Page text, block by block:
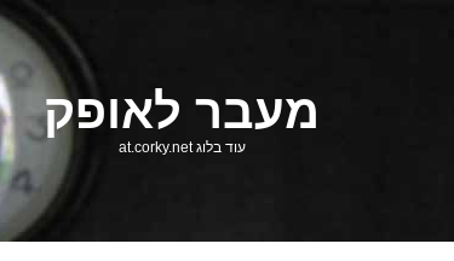
מעבר לאופק
עוד בלוג at.corky.net